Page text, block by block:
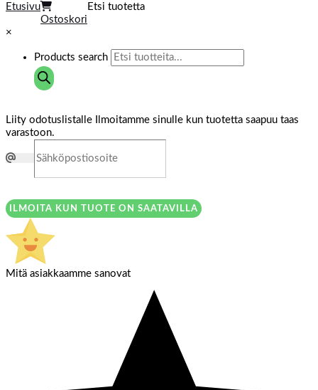
Etusivu
Ostoskori
Etsi tuotetta
×
Products search
Liity odotuslistalle
Ilmoitamme sinulle kun tuotetta saapuu taas
varastoon.
ILMOITA KUN TUOTE ON SAATAVILLA
Mitä asiakkaamme sanovat